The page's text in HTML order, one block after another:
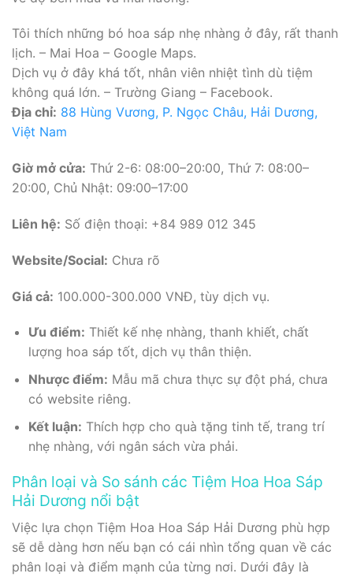
Tôi thích những bó hoa sáp nhẹ nhàng ở đây, rất thanh
lịch. – Mai Hoa – Google Maps.
Dịch vụ ở đây khá tốt, nhân viên nhiệt tình dù tiệm
không quá lớn. – Trường Giang – Facebook.
Địa chỉ: 88 Hùng Vương, P. Ngọc Châu, Hải Dương,
Việt Nam
Giờ mở cửa: Thứ 2-6: 08:00–20:00, Thứ 7: 08:00–
20:00, Chủ Nhật: 09:00–17:00
Liên hệ: Số điện thoại: +84 989 012 345
Website/Social: Chưa rõ
Giá cả: 100.000-300.000 VNĐ, tùy dịch vụ.
Ưu điểm: Thiết kế nhẹ nhàng, thanh khiết, chất
lượng hoa sáp tốt, dịch vụ thân thiện.
Nhược điểm: Mẫu mã chưa thực sự đột phá, chưa
có website riêng.
Kết luận: Thích hợp cho quà tặng tinh tế, trang trí
nhẹ nhàng, với ngân sách vừa phải.
Phân loại và So sánh các Tiệm Hoa Hoa Sáp
Hải Dương nổi bật
Việc lựa chọn Tiệm Hoa Hoa Sáp Hải Dương phù hợp
sẽ dễ dàng hơn nếu bạn có cái nhìn tổng quan về các
phân loại và điểm mạnh của từng nơi. Dưới đây là